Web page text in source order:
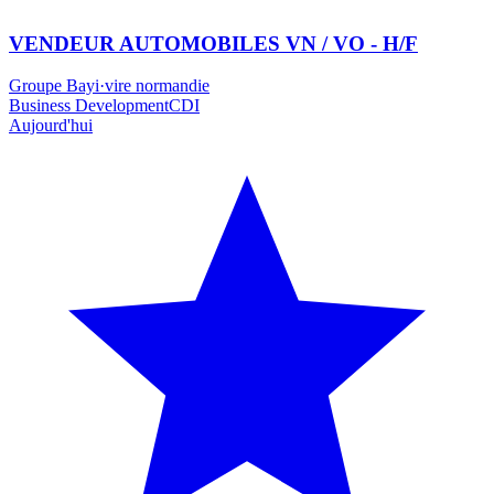
VENDEUR AUTOMOBILES VN / VO - H/F
Groupe Bayi·vire normandie
Business DevelopmentCDI
Aujourd'hui